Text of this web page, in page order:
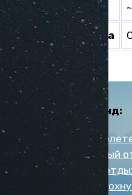
дни
характеристика
Важное про Таиланд:
Как недорого
Самостоятельный
Сколько стоит
Как дешево